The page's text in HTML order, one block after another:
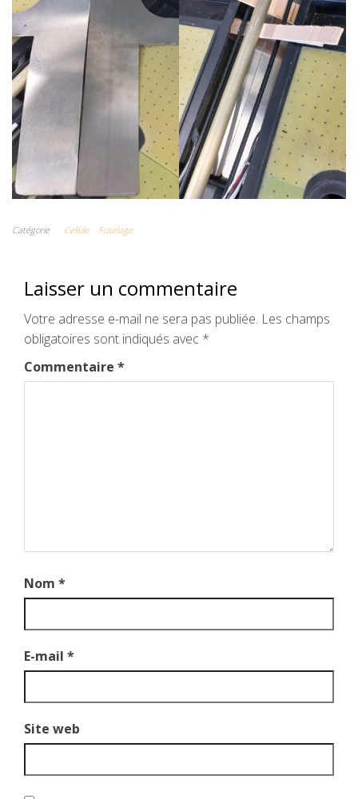
Catégorie Cellule Fuselage
Laisser un commentaire
Votre adresse e-mail ne sera pas publiée. Les champs
obligatoires sont indiqués avec *
Commentaire *
Nom *
E-mail *
Site web